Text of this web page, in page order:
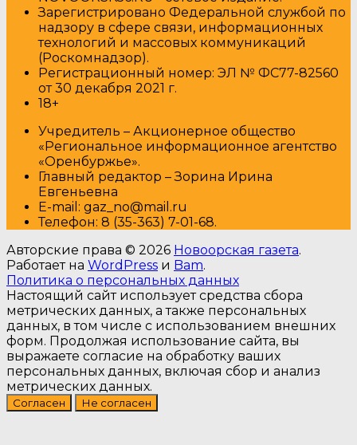
Зарегистрировано Федеральной службой по
надзору в сфере связи, информационных
технологий и массовых коммуникаций
(Роскомнадзор).
Регистрационный номер: ЭЛ № ФС77-82560
от 30 декабря 2021 г.
18+
Учредитель – Акционерное общество
«Региональное информационное агентство
«Оренбуржье».
Главный редактор – Зорина Ирина
Евгеньевна
E-mail: gaz_no@mail.ru
Телефон: 8 (35-363) 7-01-68.
Авторские права © 2026 Новоорская газета.
Работает на WordPress и Bam.
Политика о персональных данных
Настоящий сайт использует средства сбора
метрических данных, а также персональных
данных, в том числе с использованием внешних
форм. Продолжая использование сайта, вы
выражаете согласие на обработку ваших
персональных данных, включая сбор и анализ
метрических данных.
Согласен Не согласен